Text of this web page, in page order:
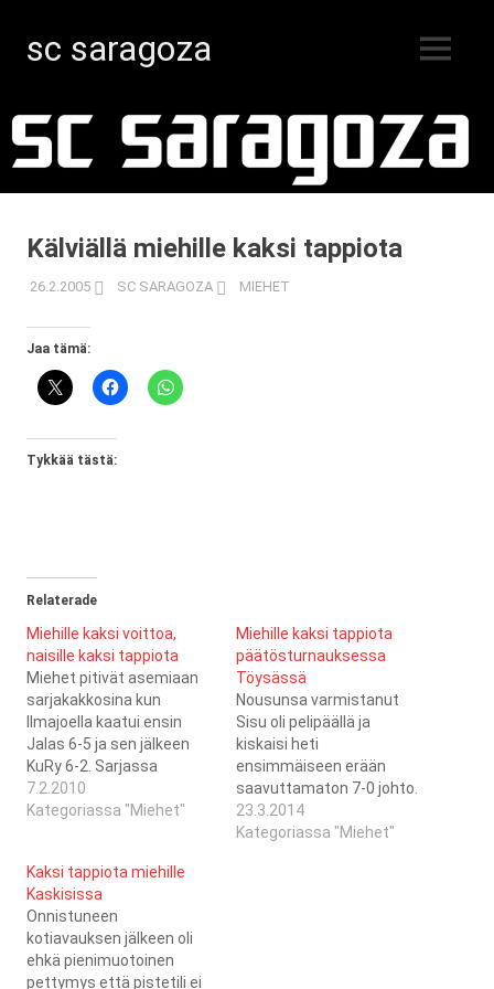
content
sc saragoza
vuodesta
1996
MENU
Kälviällä miehille kaksi tappiota
26.2.2005 SC SARAGOZA MIEHET
Jaa tämä:
Tykkää tästä:
Relaterade
Miehille kaksi voittoa,
naisille kaksi tappiota
Miehet pitivät asemiaan
sarjakakkosina kun
Ilmajoella kaatui ensin
Jalas 6-5 ja sen jälkeen
KuRy 6-2. Sarjassa
taistelu kakkospaikasta
käydään lähinnä ISB-
turnauksesta 4 pistettä,
kaadettuaan sarjaa
johtavan PB Team II ja
samalla aiheuttaen niille
kauden ensimmäisen
7.2.2010
Kategoriassa "Miehet"
Miehille kaksi tappiota
päätösturnauksessa
Töysässä
Nousunsa varmistanut
Sisu oli pelipäällä ja
kiskaisi heti
ensimmäiseen erään
saavuttamaton 7-0 johto.
Loppupeli olikin sitten
tasaisempi, mutta rimaa
23.3.2014
Kategoriassa "Miehet"
Kaksi tappiota miehille
Kaskisissa
Onnistuneen
kotiavauksen jälkeen oli
ehkä pienimuotoinen
pettymys että pistetili ei